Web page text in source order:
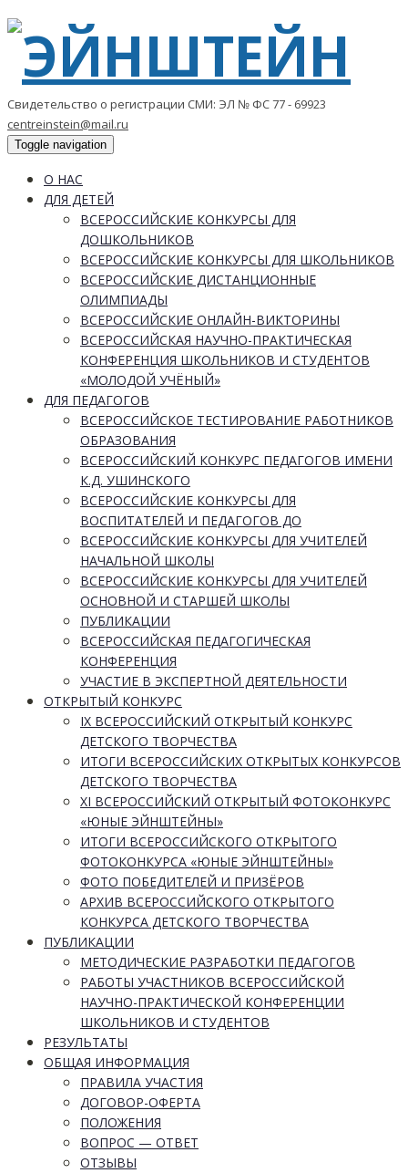
Свидетельство о регистрации СМИ: ЭЛ № ФС 77 - 69923
centreinstein@mail.ru
Toggle navigation
О НАС
ДЛЯ ДЕТЕЙ
ВСЕРОССИЙСКИЕ КОНКУРСЫ ДЛЯ
ДОШКОЛЬНИКОВ
ВСЕРОССИЙСКИЕ КОНКУРСЫ ДЛЯ ШКОЛЬНИКОВ
ВСЕРОССИЙСКИЕ ДИСТАНЦИОННЫЕ
ОЛИМПИАДЫ
ВСЕРОССИЙСКИЕ ОНЛАЙН-ВИКТОРИНЫ
ВСЕРОССИЙСКАЯ НАУЧНО-ПРАКТИЧЕСКАЯ
КОНФЕРЕНЦИЯ ШКОЛЬНИКОВ И СТУДЕНТОВ
«МОЛОДОЙ УЧЁНЫЙ»
ДЛЯ ПЕДАГОГОВ
ВСЕРОССИЙСКОЕ ТЕСТИРОВАНИЕ РАБОТНИКОВ
ОБРАЗОВАНИЯ
ВСЕРОССИЙСКИЙ КОНКУРС ПЕДАГОГОВ ИМЕНИ
К.Д. УШИНСКОГО
ВСЕРОССИЙСКИЕ КОНКУРСЫ ДЛЯ
ВОСПИТАТЕЛЕЙ И ПЕДАГОГОВ ДО
ВСЕРОССИЙСКИЕ КОНКУРСЫ ДЛЯ УЧИТЕЛЕЙ
НАЧАЛЬНОЙ ШКОЛЫ
ВСЕРОССИЙСКИЕ КОНКУРСЫ ДЛЯ УЧИТЕЛЕЙ
ОСНОВНОЙ И СТАРШЕЙ ШКОЛЫ
ПУБЛИКАЦИИ
ВСЕРОССИЙСКАЯ ПЕДАГОГИЧЕСКАЯ
КОНФЕРЕНЦИЯ
УЧАСТИЕ В ЭКСПЕРТНОЙ ДЕЯТЕЛЬНОСТИ
ОТКРЫТЫЙ КОНКУРС
IX ВСЕРОССИЙСКИЙ ОТКРЫТЫЙ КОНКУРС
ДЕТСКОГО ТВОРЧЕСТВА
ИТОГИ ВСЕРОССИЙСКИХ ОТКРЫТЫХ КОНКУРСОВ
ДЕТСКОГО ТВОРЧЕСТВА
XI ВСЕРОССИЙСКИЙ ОТКРЫТЫЙ ФОТОКОНКУРС
«ЮНЫЕ ЭЙНШТЕЙНЫ»
ИТОГИ ВСЕРОССИЙСКОГО ОТКРЫТОГО
ФОТОКОНКУРСА «ЮНЫЕ ЭЙНШТЕЙНЫ»
ФОТО ПОБЕДИТЕЛЕЙ И ПРИЗЁРОВ
АРХИВ ВСЕРОССИЙСКОГО ОТКРЫТОГО
КОНКУРСА ДЕТСКОГО ТВОРЧЕСТВА
ПУБЛИКАЦИИ
МЕТОДИЧЕСКИЕ РАЗРАБОТКИ ПЕДАГОГОВ
РАБОТЫ УЧАСТНИКОВ ВСЕРОССИЙСКОЙ
НАУЧНО-ПРАКТИЧЕСКОЙ КОНФЕРЕНЦИИ
ШКОЛЬНИКОВ И СТУДЕНТОВ
РЕЗУЛЬТАТЫ
ОБЩАЯ ИНФОРМАЦИЯ
ПРАВИЛА УЧАСТИЯ
ДОГОВОР-ОФЕРТА
ПОЛОЖЕНИЯ
ВОПРОС — ОТВЕТ
ОТЗЫВЫ